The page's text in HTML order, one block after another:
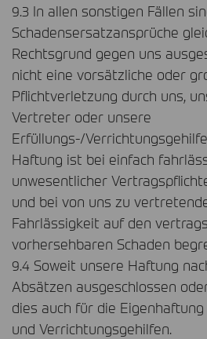
9.3 In allen sonstigen Fällen
Schadensersatzansprüche
Rechtsgrund gegen uns
nicht eine vorsätzliche oder
Pflichtverletzung durch uns,
Vertreter oder unsere
Erfüllungs-/
Haftung ist bei einfach
unwesentlicher
und bei von uns zu
Fahrlässigkeit auf den
vorhersehbaren Schaden
9.4 Soweit unsere Haftung
Absätzen ausgeschlossen
dies auch für die
und Verrichtungsgehilfen.